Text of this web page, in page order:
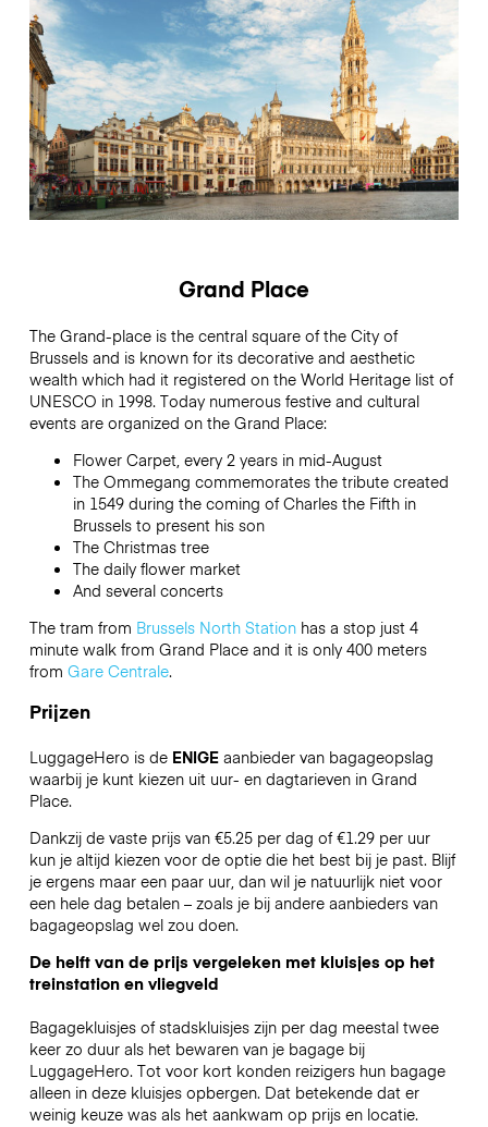
Grand Place
The Grand-place is the central square of the City of
Brussels and is known for its decorative and aesthetic
wealth which had it registered on the World Heritage list of
UNESCO in 1998. Today numerous festive and cultural
events are organized on the Grand Place:
Flower Carpet, every 2 years in mid-August
The Ommegang commemorates the tribute created
in 1549 during the coming of Charles the Fifth in
Brussels to present his son
The Christmas tree
The daily flower market
And several concerts
The tram from Brussels North Stationhas a stop just 4
minute walk from Grand Place and it is only 400 meters
from Gare Centrale.
Prijzen
LuggageHero is de ENIGEaanbieder van bagageopslag
waarbij je kunt kiezen uit uur- en dagtarieven in Grand
Place.
Dankzij de vaste prijs van €5.25 per dag of €1.29 per uur
kun je altijd kiezen voor de optie die het best bij je past. Blijf
je ergens maar een paar uur, dan wil je natuurlijk niet voor
een hele dag betalen – zoals je bij andere aanbieders van
bagageopslag wel zou doen.
De helft van de prijs vergeleken met kluisjes op het
treinstation en vliegveld
Bagagekluisjes of stadskluisjes zijn per dag meestal twee
keer zo duur als het bewaren van je bagage bij
LuggageHero. Tot voor kort konden reizigers hun bagage
alleen in deze kluisjes opbergen. Dat betekende dat er
weinig keuze was als het aankwam op prijs en locatie.